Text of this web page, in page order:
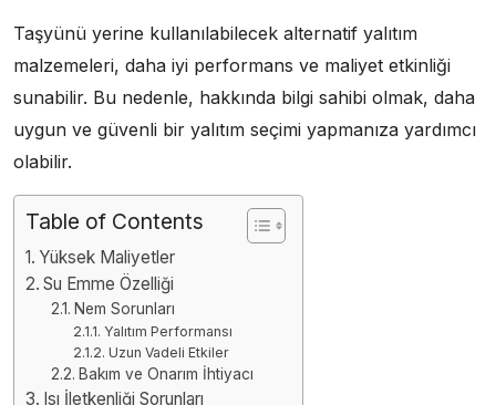
Taşyünü yerine kullanılabilecek alternatif yalıtım
malzemeleri, daha iyi performans ve maliyet etkinliği
sunabilir. Bu nedenle, hakkında bilgi sahibi olmak, daha
uygun ve güvenli bir yalıtım seçimi yapmanıza yardımcı
olabilir.
Table of Contents
Yüksek Maliyetler
Su Emme Özelliği
Nem Sorunları
Yalıtım Performansı
Uzun Vadeli Etkiler
Bakım ve Onarım İhtiyacı
Isı İletkenliği Sorunları